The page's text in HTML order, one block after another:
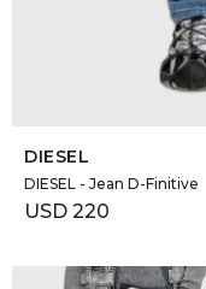
DIESEL
DIESEL - Jean D-Finitive
USD 220